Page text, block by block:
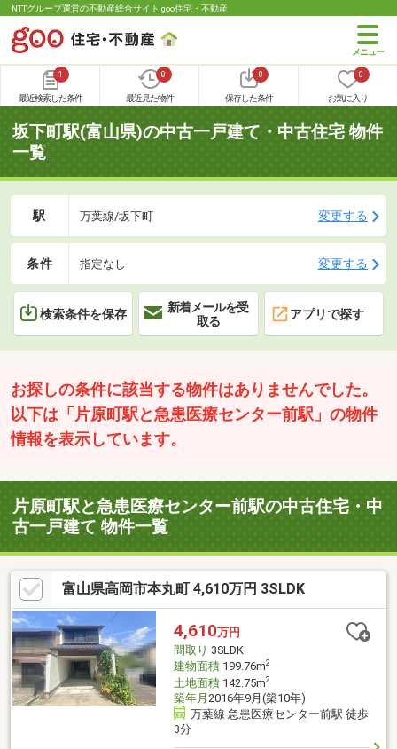
NTTグループ運営の不動産総合サイト goo住宅・不動産
1
最近検索した条件
0
最近見た物件
0
保存した条件
0
お気に入り
坂下町駅(富山県)の中古一戸建て・中古住宅 物件
一覧
駅 万葉線/坂下町 変更する
条件 指定なし 変更する
検索条件を保存
新着メールを受
取る
アプリで探す
お探しの条件に該当する物件はありませんでした。
以下は「片原町駅と急患医療センター前駅」の物件
情報を表示しています。
片原町駅と急患医療センター前駅の中古住宅・中
古一戸建て 物件一覧
富山県高岡市本丸町 4,610万円 3SLDK
4,610万円
間取り 3SLDK
建物面積199.76m2
土地面積142.75m2
築年月 2016年9月(築10年)
万葉線 急患医療センター前駅 徒歩
3分